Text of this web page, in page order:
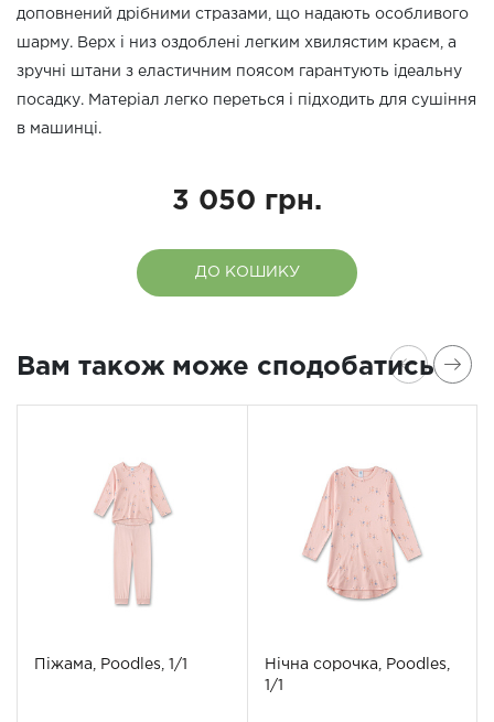
доповнений дрібними стразами, що надають особливого
шарму. Верх і низ оздоблені легким хвилястим краєм, а
зручні штани з еластичним поясом гарантують ідеальну
посадку. Матеріал легко переться і підходить для сушіння
в машинці.
3 050 грн.
ДО КОШИКУ
Вам також може сподобатись
Піжама, Poodles, 1/1
Нічна сорочка, Poodles,
1/1